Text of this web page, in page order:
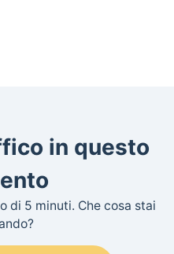
in questo
di 5 minuti. Che cosa stai